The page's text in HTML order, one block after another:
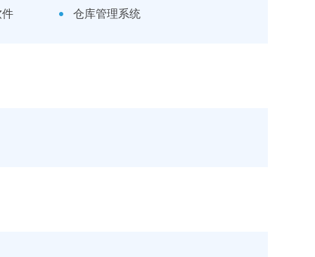
件 仓库管理系统